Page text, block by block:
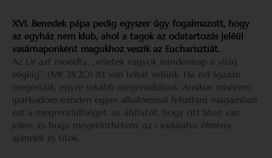
XVI. Benedek pápa pedig egyszer úgy fogalmazott, hogy
az egyház nem klub, ahol a tagok az odatartozás jeléül
vasárnaponként magukhoz veszik az Eucharisztiát.
Az Úr azt mondta, „veletek vagyok mindennap a világ
végéig”. (Mt 28,20) Itt van tehát velünk. Ha ezt igazán
megértjük, egyre inkább megrendülünk. Amikor misézem,
iparkodom minden egyes alkalommal felszítani magamban
ezt a megrendültséget, az áhítatot, hogy ott Isten van
jelen; és hogy megérinthetem, az csodálatos élmény,
ajándék és titok.